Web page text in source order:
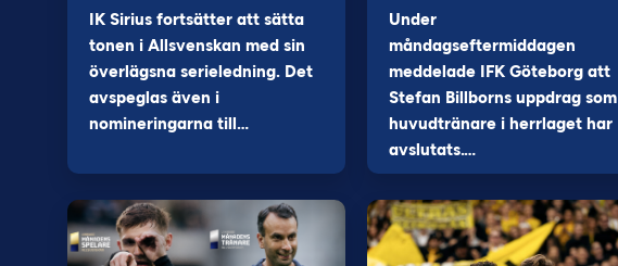
IK Sirius fortsätter att sätta
tonen i Allsvenskan med sin
överlägsna serieledning. Det
avspeglas även i
nomineringarna till…
Under
måndagseftermiddagen
meddelade IFK Göteborg att
Stefan Billborns uppdrag som
huvudtränare i herrlaget har
avslutats.…